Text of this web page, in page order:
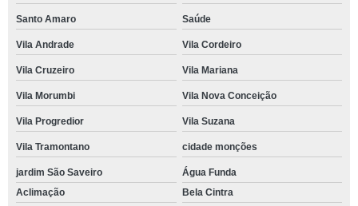
Santo Amaro Saúde
Vila Andrade Vila Cordeiro
Vila Cruzeiro Vila Mariana
Vila Morumbi Vila Nova Conceição
Vila Progredior Vila Suzana
Vila Tramontano cidade monções
jardim São Saveiro
Água Funda
Aclimação
Bela Cintra